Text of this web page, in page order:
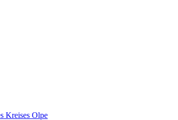
Kreises Olpe